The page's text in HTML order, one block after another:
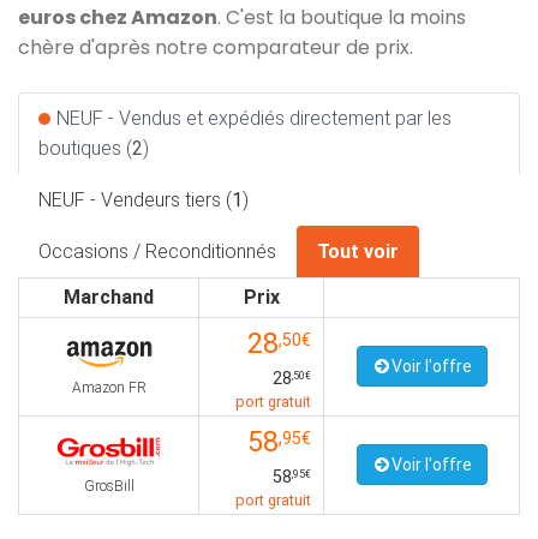
euros chez Amazon. C'est la boutique la moins
chère d'après notre comparateur de prix.
NEUF - Vendus et expédiés directement par les
boutiques (2)
NEUF - Vendeurs tiers (1)
Occasions / Reconditionnés
Tout voir
Marchand
Prix
Amazon FR
28,50€
28,50€
port gratuit
Voir l'offre
GrosBill
58,95€
58,95€
port gratuit
Voir l'offre